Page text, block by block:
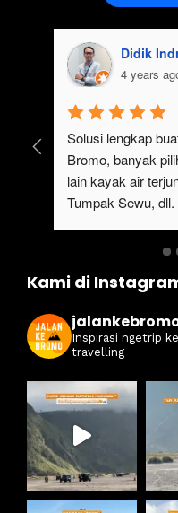
agung falah
4 years ago
Pengalaman Yang
Trip Ke bromo
bintang 5 dan Guide
.Buat kalian yang
Sewu dan Sewa
Kami di
Inspirasi ngetrip
travelling